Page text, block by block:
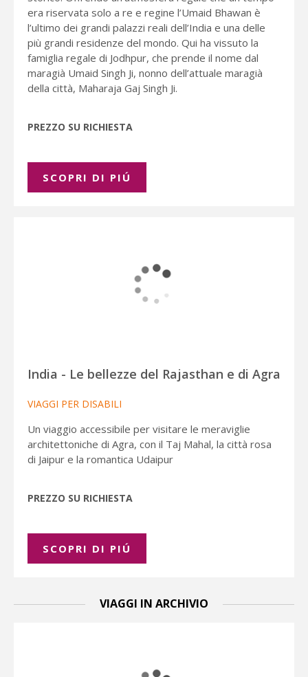
era riservata solo a re e regine l’Umaid Bhawan è
l’ultimo dei grandi palazzi reali dell’India e una delle
più grandi residenze del mondo. Qui ha vissuto la
famiglia regale di Jodhpur, che prende il nome dal
maragià Umaid Singh Ji, nonno dell’attuale maragià
della città, Maharaja Gaj Singh Ji.
PREZZO SU RICHIESTA
SCOPRI DI PIÚ
India - Le bellezze del Rajasthan e di Agra
VIAGGI PER DISABILI
Un viaggio accessibile per visitare le meraviglie
architettoniche di Agra, con il Taj Mahal, la città rosa
di Jaipur e la romantica Udaipur
PREZZO SU RICHIESTA
SCOPRI DI PIÚ
VIAGGI IN ARCHIVIO